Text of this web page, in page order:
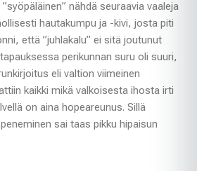
nähdä seuraavia vaaleja
hautakumpu ja -kivi, josta piti
että ”juhlakalu” ei sitä joutunut
perikunnan suru oli suuri,
eli valtion viimeinen
kaikki mikä valkoisesta ihosta irti
on aina hopeareunus. Sillä
sai taas pikku hipaisun